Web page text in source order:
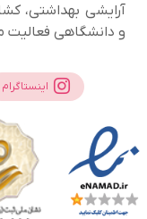
آرایشی بهداشتی،
و دانشگاهی فعالیت
اینستاگرام